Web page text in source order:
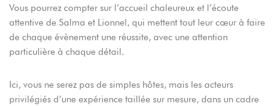
Vous pourrez compter sur l’accueil chaleureux et l’écoute
attentive de Salma et Lionnel, qui mettent tout leur cœur à faire
de chaque évènement une réussite, avec une attention
particulière à chaque détail.
Ici, vous ne serez pas de simples hôtes, mais les acteurs
privilégiés d’une expérience taillée sur mesure, dans un cadre